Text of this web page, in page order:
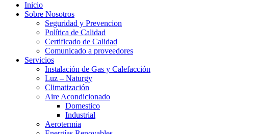
Inicio
Sobre Nosotros
Seguridad y Prevencion
Política de Calidad
Certificado de Calidad
Comunicado a proveedores
Servicios
Instalación de Gas y Calefacción
Luz – Naturgy
Climatización
Aire Acondicionado
Domestico
Industrial
Aerotermia